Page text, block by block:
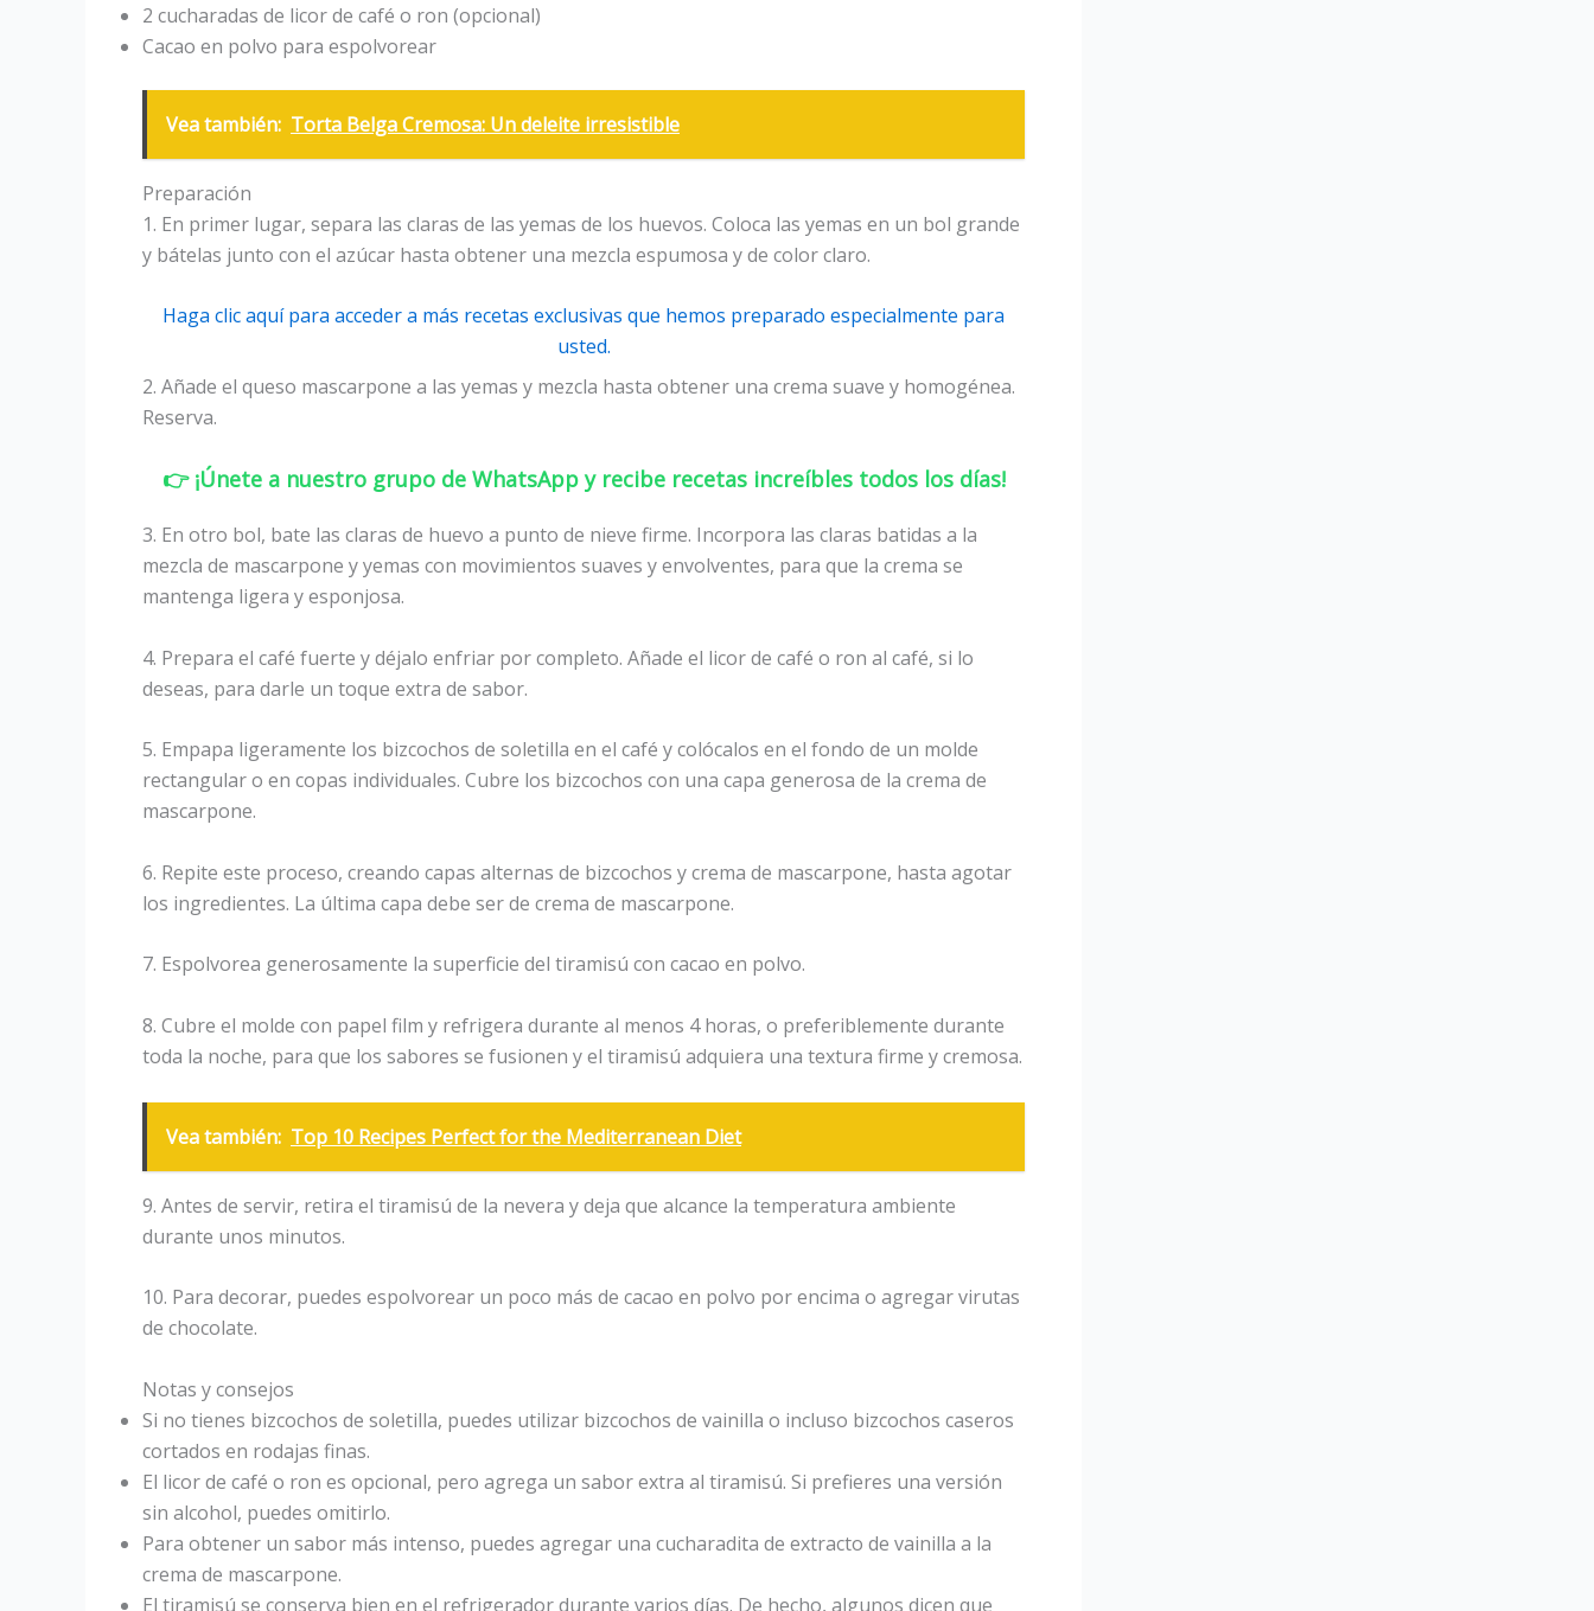
2 cucharadas de licor de café o ron (opcional)
Cacao en polvo para espolvorear
Vea también: Torta Belga Cremosa: Un deleite irresistible
Preparación
1. En primer lugar, separa las claras de las yemas de los huevos. Coloca las yemas en un bol grande
y bátelas junto con el azúcar hasta obtener una mezcla espumosa y de color claro.
Haga clic aquí para acceder a más recetas exclusivas que hemos preparado especialmente para
usted.
2. Añade el queso mascarpone a las yemas y mezcla hasta obtener una crema suave y homogénea.
Reserva.
👉 ¡Únete a nuestro grupo de WhatsApp y recibe recetas increíbles todos los días!
3. En otro bol, bate las claras de huevo a punto de nieve firme. Incorpora las claras batidas a la
mezcla de mascarpone y yemas con movimientos suaves y envolventes, para que la crema se
mantenga ligera y esponjosa.
4. Prepara el café fuerte y déjalo enfriar por completo. Añade el licor de café o ron al café, si lo
deseas, para darle un toque extra de sabor.
5. Empapa ligeramente los bizcochos de soletilla en el café y colócalos en el fondo de un molde
rectangular o en copas individuales. Cubre los bizcochos con una capa generosa de la crema de
mascarpone.
6. Repite este proceso, creando capas alternas de bizcochos y crema de mascarpone, hasta agotar
los ingredientes. La última capa debe ser de crema de mascarpone.
7. Espolvorea generosamente la superficie del tiramisú con cacao en polvo.
8. Cubre el molde con papel film y refrigera durante al menos 4 horas, o preferiblemente durante
toda la noche, para que los sabores se fusionen y el tiramisú adquiera una textura firme y cremosa.
Vea también: Top 10 Recipes Perfect for the Mediterranean Diet
9. Antes de servir, retira el tiramisú de la nevera y deja que alcance la temperatura ambiente
durante unos minutos.
10. Para decorar, puedes espolvorear un poco más de cacao en polvo por encima o agregar virutas
de chocolate.
Notas y consejos
Si no tienes bizcochos de soletilla, puedes utilizar bizcochos de vainilla o incluso bizcochos caseros
cortados en rodajas finas.
El licor de café o ron es opcional, pero agrega un sabor extra al tiramisú. Si prefieres una versión
sin alcohol, puedes omitirlo.
Para obtener un sabor más intenso, puedes agregar una cucharadita de extracto de vainilla a la
crema de mascarpone.
El tiramisú se conserva bien en el refrigerador durante varios días. De hecho, algunos dicen que